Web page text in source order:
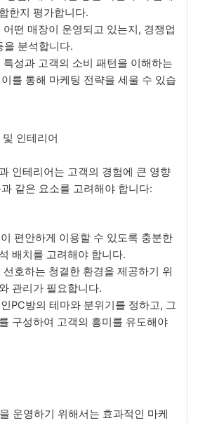
한지 평가합니다.
어떤 매장이 운영되고 있는지, 경쟁업
을 분석합니다.
특성과 고객의 소비 패턴을 이해하는
를 통해 마케팅 전략을 세울 수 있습
인테리어
인테리어는 고객의 경험에 큰 영향
같은 요소를 고려해야 합니다:
편안하게 이용할 수 있도록 충분한
배치를 고려해야 합니다.
선호하는 청결한 환경을 제공하기 위
관리가 필요합니다.
PC방의 테마와 분위기를 정하고, 그
구성하여 고객의 흥미를 유도해야
운영하기 위해서는 효과적인 마케